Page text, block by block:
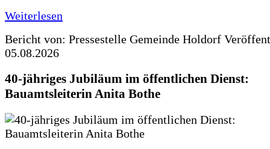
Weiterlesen
Bericht von: Pressestelle Gemeinde Holdorf
05.08.2026
40-jähriges Jubiläum im öffentlichen Dienst:
Bauamtsleiterin Anita Bothe